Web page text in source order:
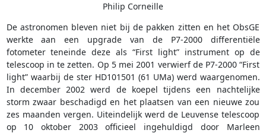
Philip Corneille
De astronomen bleven niet bij de pakken zitten en het ObsGE
werkte aan een upgrade van de P7-2000 differentiële
fotometer teneinde deze als “First light” instrument op de
telescoop in te zetten. Op 5 mei 2001 verwierf de P7-2000 “First
light” waarbij de ster HD101501 (61 UMa) werd waargenomen.
In december 2002 werd de koepel tijdens een nachtelijke
storm zwaar beschadigd en het plaatsen van een nieuwe zou
zes maanden vergen. Uiteindelijk werd de Leuvense telescoop
op 10 oktober 2003 officieel ingehuldigd door Marleen